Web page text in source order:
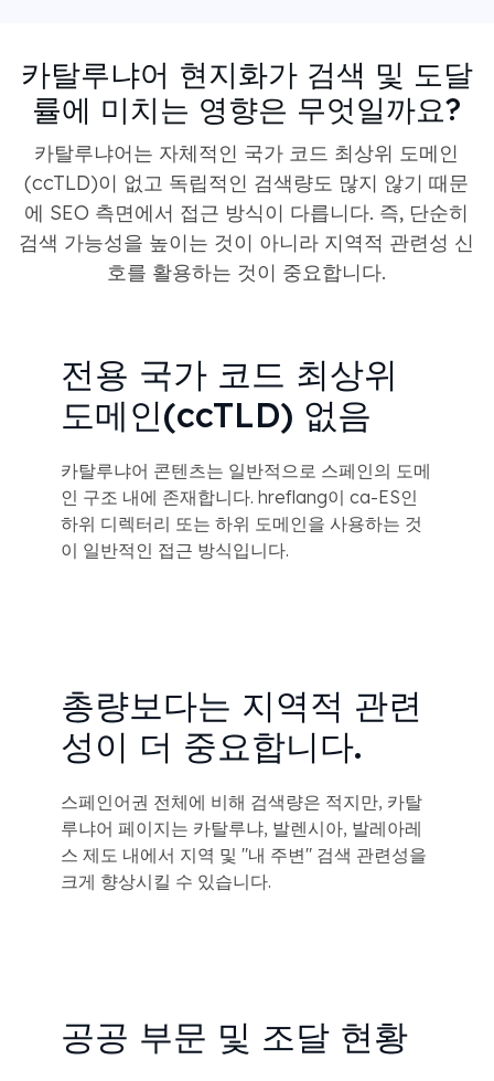
카탈루냐어 현지화가 검색 및 도달
률에 미치는 영향은 무엇일까요?
카탈루냐어는 자체적인 국가 코드 최상위 도메인
(ccTLD)이 없고 독립적인 검색량도 많지 않기 때문
에 SEO 측면에서 접근 방식이 다릅니다. 즉, 단순히
검색 가능성을 높이는 것이 아니라 지역적 관련성 신
호를 활용하는 것이 중요합니다.
전용 국가 코드 최상위
도메인(ccTLD) 없음
카탈루냐어 콘텐츠는 일반적으로 스페인의 도메
인 구조 내에 존재합니다. hreflang이 ca-ES인
하위 디렉터리 또는 하위 도메인을 사용하는 것
이 일반적인 접근 방식입니다.
총량보다는 지역적 관련
성이 더 중요합니다.
스페인어권 전체에 비해 검색량은 적지만, 카탈
루냐어 페이지는 카탈루냐, 발렌시아, 발레아레
스 제도 내에서 지역 및 "내 주변" 검색 관련성을
크게 향상시킬 수 있습니다.
공공 부문 및 조달 현황